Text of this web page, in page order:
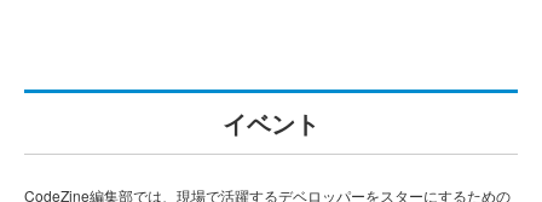
イベント
CodeZine編集部では、現場で活躍するデベロッパーをスターにするための